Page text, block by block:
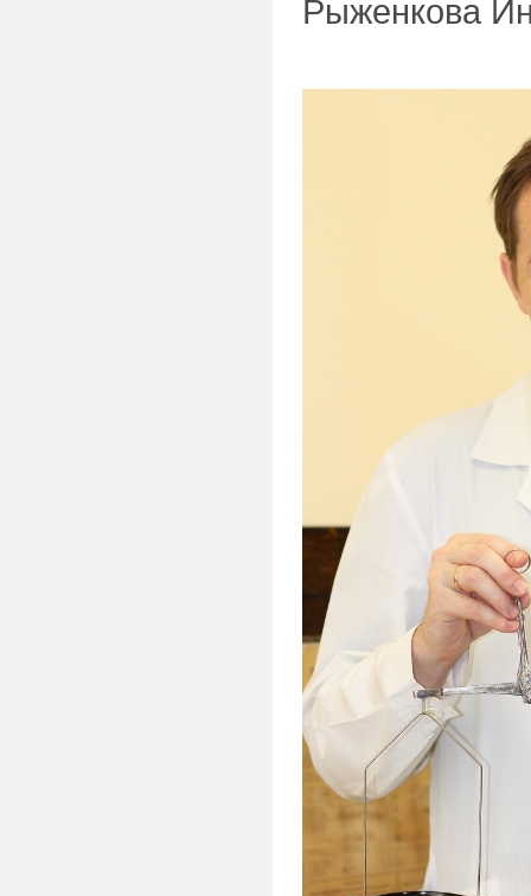
Рыженкова